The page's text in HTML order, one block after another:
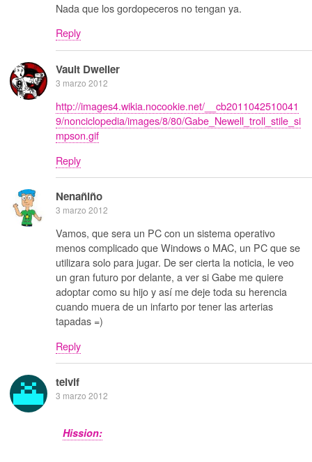
Nada que los gordopeceros no tengan ya.
Reply
Vault Dweller
3 marzo 2012
http://images4.wikia.nocookie.net/__cb2011042510041
9/nonciclopedia/images/8/80/Gabe_Newell_troll_stile_si
mpson.gif
Reply
Nenañiño
3 marzo 2012
Vamos, que sera un PC con un sistema operativo
menos complicado que Windows o MAC, un PC que se
utilizara solo para jugar. De ser cierta la noticia, le veo
un gran futuro por delante, a ver si Gabe me quiere
adoptar como su hijo y así me deje toda su herencia
cuando muera de un infarto por tener las arterias
tapadas =)
Reply
telvif
3 marzo 2012
Hission: